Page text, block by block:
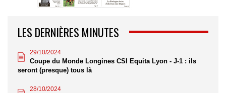
LES DERNIÈRES MINUTES
29/10/2024
Coupe du Monde Longines CSI Equita Lyon - J-1 : ils
seront (presque) tous là
28/10/2024